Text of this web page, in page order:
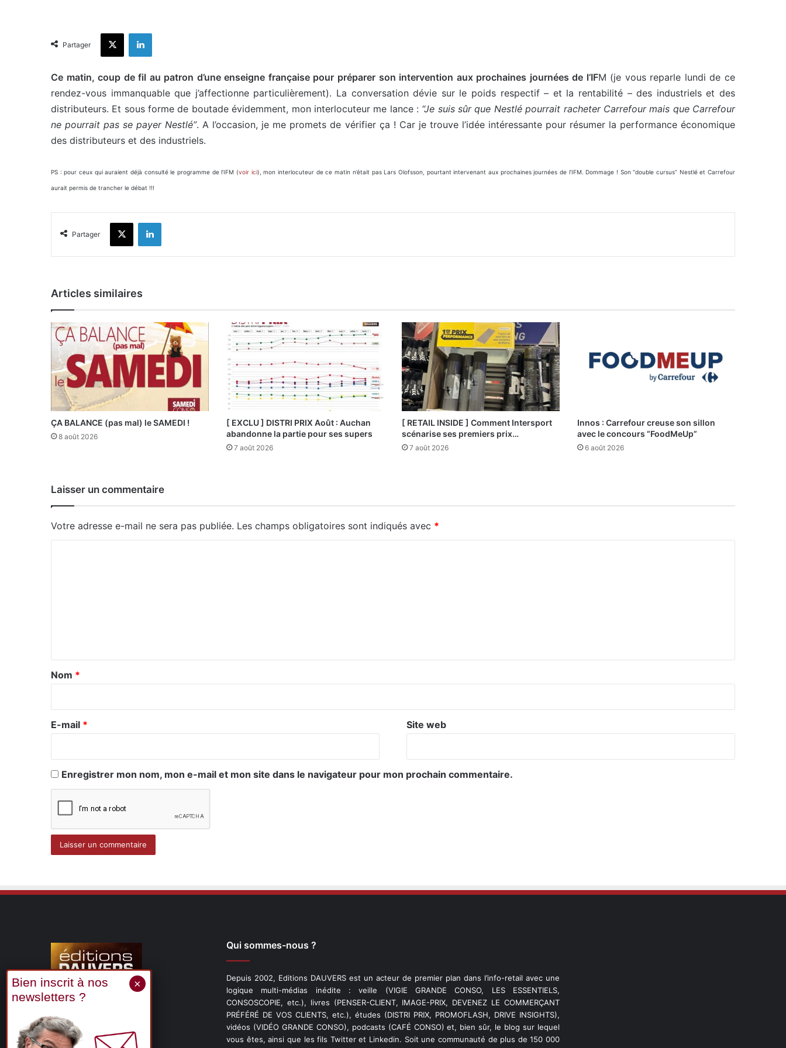
Partager
X Linkedin
Ce matin, coup de fil au patron d’une enseigne française pour préparer son intervention aux prochaines journées de l’IFM (je vous reparle lundi de ce
rendez-vous immanquable que j’affectionne particulièrement). La conversation dévie sur le poids respectif – et la rentabilité – des industriels et des
distributeurs. Et sous forme de boutade évidemment, mon interlocuteur me lance : “Je suis sûr que Nestlé pourrait racheter Carrefour mais que Carrefour
ne pourrait pas se payer Nestlé”. A l’occasion, je me promets de vérifier ça ! Car je trouve l’idée intéressante pour résumer la performance économique
des distributeurs et des industriels.
PS : pour ceux qui auraient déjà consulté le programme de l’IFM (voir ici), mon interlocuteur de ce matin n’était pas Lars Olofsson, pourtant intervenant aux prochaines journées de l’IFM. Dommage ! Son “double cursus” Nestlé et Carrefour
aurait permis de trancher le débat !!!
Partager
X Linkedin
Articles similaires
ÇA BALANCE (pas mal) le SAMEDI !
8 août 2026
[ EXCLU ] DISTRI PRIX Août : Auchan
abandonne la partie pour ses supers
7 août 2026
[ RETAIL INSIDE ] Comment Intersport
scénarise ses premiers prix…
7 août 2026
Innos : Carrefour creuse son sillon
avec le concours “FoodMeUp”
6 août 2026
Laisser un commentaire
Votre adresse e-mail ne sera pas publiée. Les champs obligatoires sont indiqués avec *
a
r
e
Nom *
E-mail * Site web
Enregistrer mon nom, mon e-mail et mon site dans le navigateur pour mon prochain commentaire.
Qui sommes-nous ?
Depuis 2002, Editions DAUVERS est un acteur de premier plan dans l’info-retail avec une
logique multi-médias inédite : veille (VIGIE GRANDE CONSO, LES ESSENTIELS,
CONSOSCOPIE, etc.), livres (PENSER-CLIENT, IMAGE-PRIX, DEVENEZ LE COMMERÇANT
PRÉFÉRÉ DE VOS CLIENTS, etc.), études (DISTRI PRIX, PROMOFLASH, DRIVE INSIGHTS),
vidéos (VIDÉO GRANDE CONSO), podcasts (CAFÉ CONSO) et, bien sûr, le blog sur lequel
vous êtes, ainsi que les fils Twitter et Linkedin. Soit une communauté de plus de 150 000